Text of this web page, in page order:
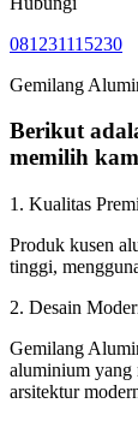
081231115230
Gemilang
Berikut
memilih
1. Kualitas
Produk kusen
tinggi,
2. Desain
Gemilang
aluminium yang
arsitektur